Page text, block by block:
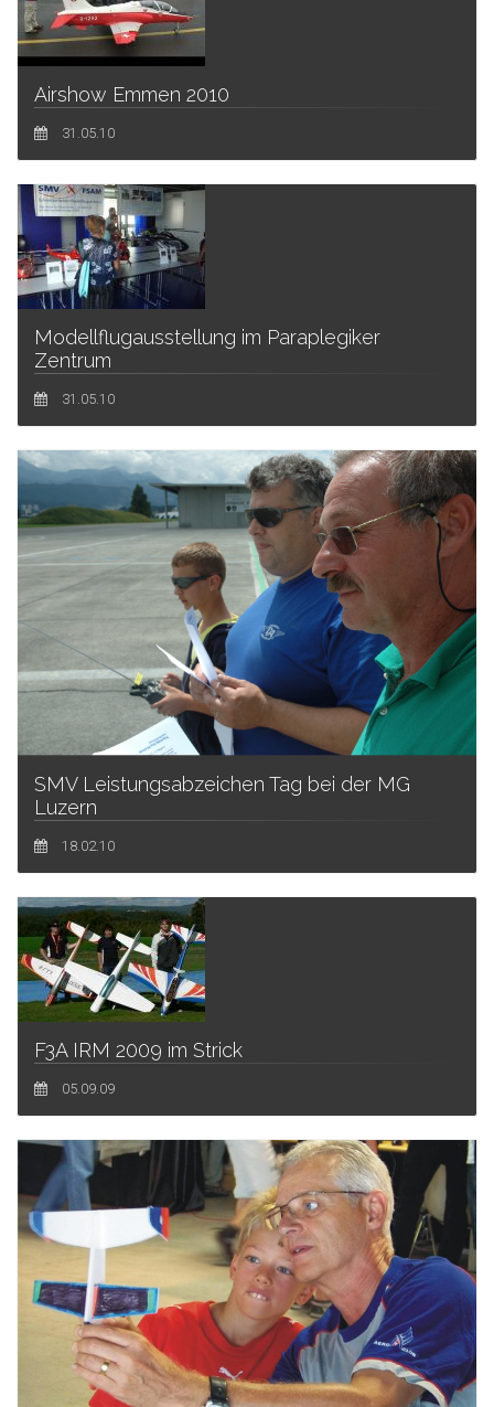
Airshow Emmen 2010
31.05.10
Modellflugausstellung im Paraplegiker
Zentrum
31.05.10
SMV Leistungsabzeichen Tag bei der MG
Luzern
18.02.10
F3A IRM 2009 im Strick
05.09.09